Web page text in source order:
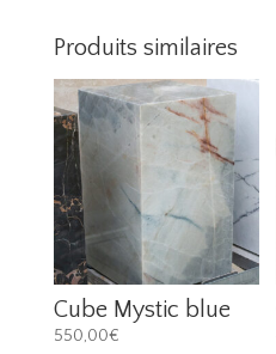
Produits similaires
Cube Mystic blue
550,00€